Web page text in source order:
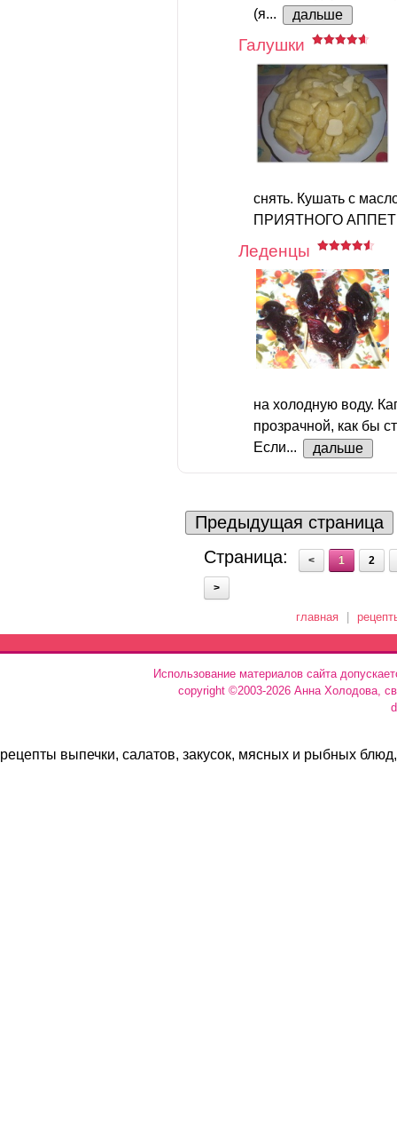
(я...
дальше
Галушки
снять. Кушать с
ПРИЯТНОГО
Леденцы
на холодную воду.
прозрачной, как бы
Если...
дальше
Предыдущая страница
Страница:
< 1 2
>
главная
Использование материалов сайта
copyright ©2003-2026 Анна Холодова,
рецепты выпечки, салатов, закусок, мясных и рыбных